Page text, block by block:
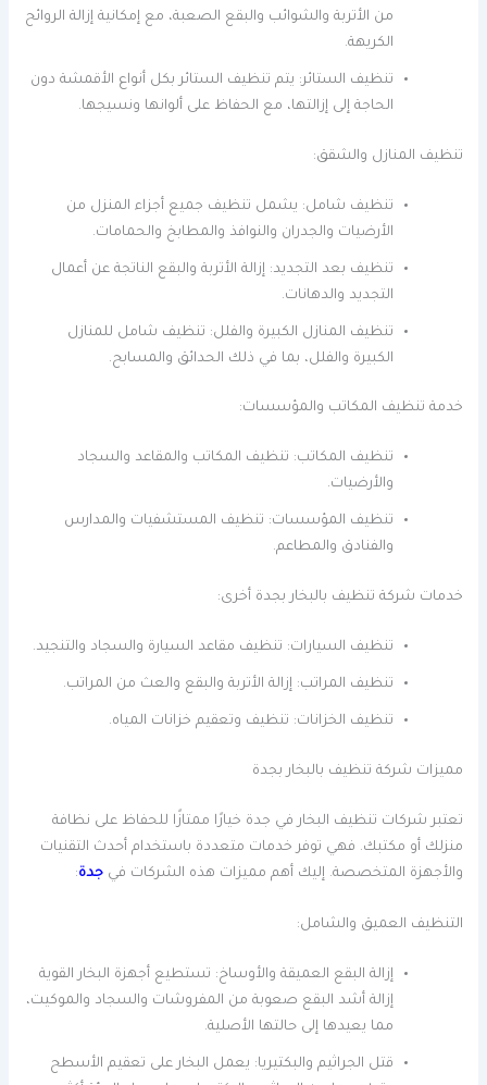
من الأتربة والشوائب والبقع الصعبة، مع إمكانية إزالة الروائح
الكريهة.
تنظيف الستائر: يتم تنظيف الستائر بكل أنواع الأقمشة دون
الحاجة إلى إزالتها، مع الحفاظ على ألوانها ونسيجها.
تنظيف المنازل والشقق:
تنظيف شامل: يشمل تنظيف جميع أجزاء المنزل من
الأرضيات والجدران والنوافذ والمطابخ والحمامات.
تنظيف بعد التجديد: إزالة الأتربة والبقع الناتجة عن أعمال
التجديد والدهانات.
تنظيف المنازل الكبيرة والفلل: تنظيف شامل للمنازل
الكبيرة والفلل، بما في ذلك الحدائق والمسابح.
خدمة تنظيف المكاتب والمؤسسات:
تنظيف المكاتب: تنظيف المكاتب والمقاعد والسجاد
والأرضيات.
تنظيف المؤسسات: تنظيف المستشفيات والمدارس
والفنادق والمطاعم.
خدمات شركة تنظيف بالبخار بجدة أخرى:
تنظيف السيارات: تنظيف مقاعد السيارة والسجاد والتنجيد.
تنظيف المراتب: إزالة الأتربة والبقع والعث من المراتب.
تنظيف الخزانات: تنظيف وتعقيم خزانات المياه.
مميزات شركة تنظيف بالبخار بجدة
تعتبر شركات تنظيف البخار في جدة خيارًا ممتازًا للحفاظ على نظافة
منزلك أو مكتبك. فهي توفر خدمات متعددة باستخدام أحدث التقنيات
والأجهزة المتخصصة. إليك أهم مميزات هذه الشركات فيجدة:
التنظيف العميق والشامل:
إزالة البقع العميقة والأوساخ: تستطيع أجهزة البخار القوية
إزالة أشد البقع صعوبة من المفروشات والسجاد والموكيت،
مما يعيدها إلى حالتها الأصلية.
قتل الجراثيم والبكتيريا: يعمل البخار على تعقيم الأسطح